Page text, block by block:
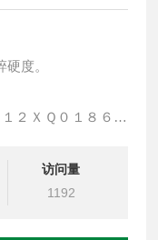
硬度。
２ＸＱ０１８６－
访问量
1192